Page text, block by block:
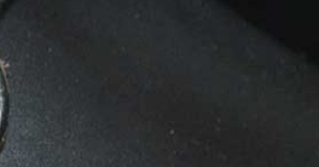
incelemek için tıklayınız.